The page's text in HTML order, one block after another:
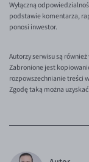
Wyłączną
podstawie komentarza,
ponosi inwestor.
Autorzy serwisu są
Zabronione jest
rozpowszechnianie treści
Zgodę taką można